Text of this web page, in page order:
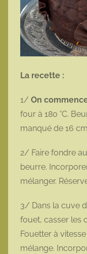
La recette :
1/ On
four à 180 °C.
manqué de 16
2/ Faire fondre
beurre.
mélanger.
3/ Dans la cuve
fouet, casser les
Fouetter à
mélange.